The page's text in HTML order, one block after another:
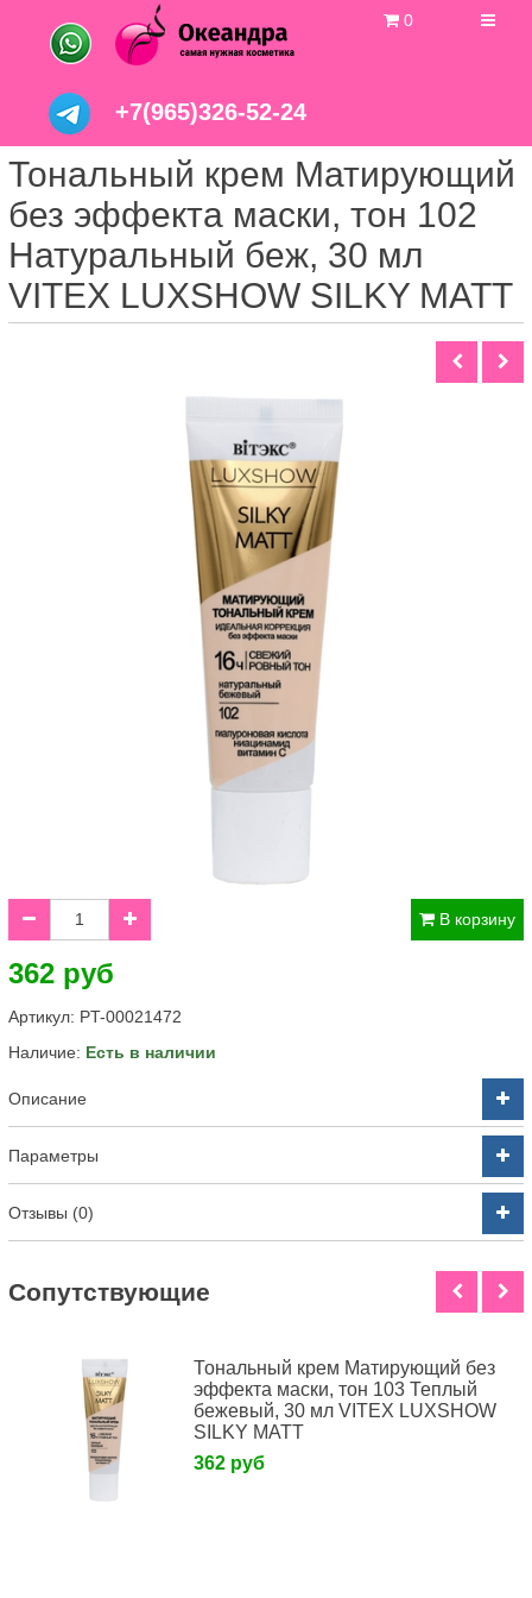
+7(965)326-52-24
0
Тональный крем Матирующий
без эффекта маски, тон 102
Натуральный беж, 30 мл
VITEX LUXSHOW SILKY MATT
В корзину
362 руб
Артикул: PT-00021472
Наличие: Есть в наличии
Описание
Параметры
Отзывы (0)
Cопутствующие
Тональный крем Матирующий без
эффекта маски, тон 103 Теплый
бежевый, 30 мл VITEX LUXSHOW
SILKY MATT
362 руб